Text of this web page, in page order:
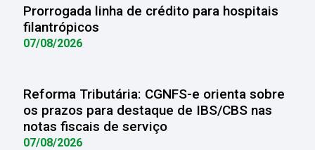
Prorrogada linha de crédito para hospitais
filantrópicos
07/08/2026
Reforma Tributária: CGNFS-e orienta sobre
os prazos para destaque de IBS/CBS nas
notas fiscais de serviço
07/08/2026